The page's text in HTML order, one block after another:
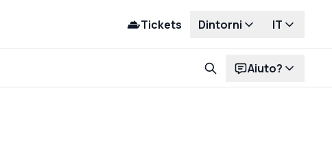
Tickets Dintorni IT
Aiuto?